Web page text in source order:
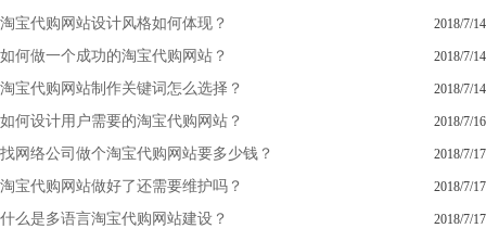
淘宝代购网站设计风格如何体现？ 2018/7/14
如何做一个成功的淘宝代购网站？ 2018/7/14
淘宝代购网站制作关键词怎么选择？ 2018/7/14
如何设计用户需要的淘宝代购网站？ 2018/7/16
找网络公司做个淘宝代购网站要多少钱？ 2018/7/17
淘宝代购网站做好了还需要维护吗？ 2018/7/17
什么是多语言淘宝代购网站建设？ 2018/7/17